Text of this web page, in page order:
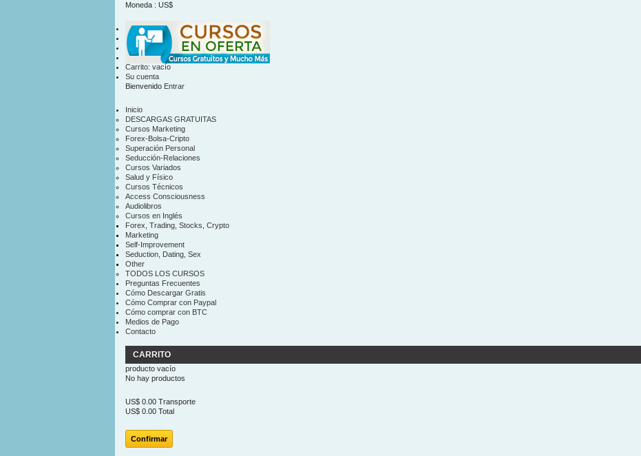
Moneda : US$
US$
contacto
mapa sitio
Carrito: vacío
Su cuenta
Bienvenido Entrar
Inicio
DESCARGAS GRATUITAS
Cursos Marketing
Forex-Bolsa-Cripto
Superación Personal
Seducción-Relaciones
Cursos Variados
Salud y Físico
Cursos Técnicos
Access Consciousness
Audiolibros
Cursos en Inglés
Forex, Trading, Stocks, Crypto
Marketing
Self-Improvement
Seduction, Dating, Sex
Other
TODOS LOS CURSOS
Preguntas Frecuentes
Cómo Descargar Gratis
Cómo Comprar con Paypal
Cómo comprar con BTC
Medios de Pago
Contacto
CARRITO
producto vacío
No hay productos
US$ 0.00 Transporte
US$ 0.00 Total
Confirmar